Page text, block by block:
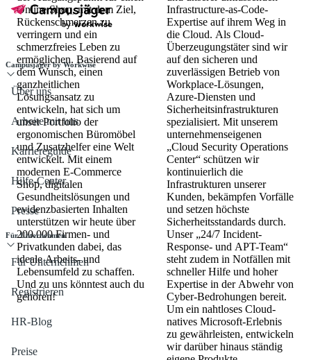
Online Shop, mit dem Ziel,
Rückenschmerzen zu
verringern und ein
schmerzfreies Leben zu
ermöglichen. Basierend auf
dem Wunsch, einen
ganzheitlichen
Lösungsansatz zu
entwickeln, hat sich um
unser Portfolio der
ergonomischen Büromöbel
und Zusatzhelfer eine Welt
entwickelt. Mit einem
modernen E-Commerce
Shop, digitalen
Gesundheitslösungen und
evidenzbasierten Inhalten
unterstützen wir heute über
200.000 Firmen- und
Privatkunden dabei, das
ideale Arbeits- und
Lebensumfeld zu schaffen.
Und zu uns könntest auch du
gehören!
Infrastructure-as-Code-
Expertise auf ihrem Weg in
die Cloud. Als Cloud-
Überzeugungstäter sind wir
auf den sicheren und
zuverlässigen Betrieb von
Workplace-Lösungen,
Azure-Diensten und
Sicherheitsinfrastrukturen
spezialisiert. Mit unserem
unternehmenseigenen
„Cloud Security Operations
Center“ schützen wir
kontinuierlich die
Infrastrukturen unserer
Kunden, bekämpfen Vorfälle
und setzen höchste
Sicherheitsstandards durch.
Unser „24/7 Incident-
Response- und APT-Team“
steht zudem in Notfällen mit
schneller Hilfe und hoher
Expertise in der Abwehr von
Cyber-Bedrohungen bereit.
Um ein nahtloses Cloud-
natives Microsoft-Erlebnis
zu gewährleisten, entwickeln
wir darüber hinaus ständig
Campusjäger by Workwise
Über uns
Arbeite mit uns
Karriereguide
Hilfe-Center
Presse
Für Unternehmen
Für Unternehmen
Registrieren
HR-Blog
Preise